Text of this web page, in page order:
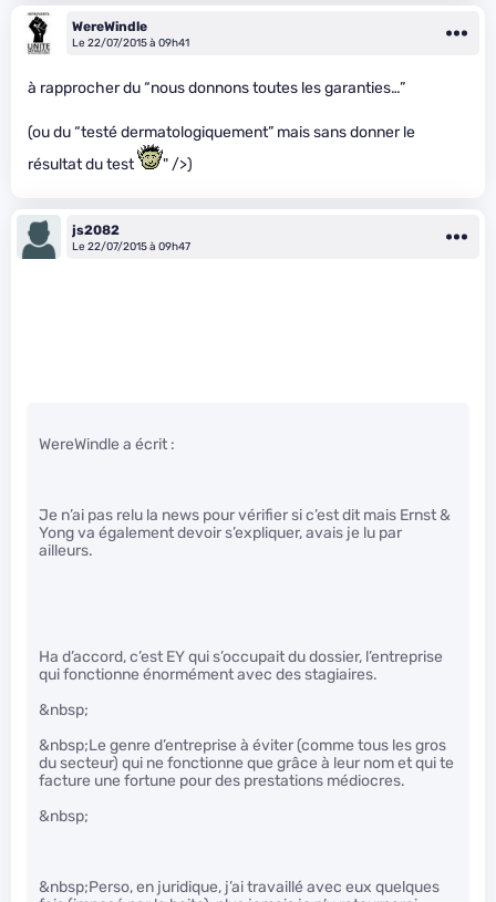
WereWindle
Le 22/07/2015 à 09h41
à rapprocher du “nous donnons toutes les garanties…”
(ou du “testé dermatologiquement” mais sans donner le
résultat du test
" />)
js2082
Le 22/07/2015 à 09h47
WereWindle a écrit :
Je n’ai pas relu la news pour vérifier si c’est dit mais Ernst &
Yong va également devoir s’expliquer, avais je lu par
ailleurs.
Ha d’accord, c’est EY qui s’occupait du dossier, l’entreprise
qui fonctionne énormément avec des stagiaires.
&nbsp;
&nbsp;Le genre d’entreprise à éviter (comme tous les gros
du secteur) qui ne fonctionne que grâce à leur nom et qui te
facture une fortune pour des prestations médiocres.
&nbsp;
&nbsp;Perso, en juridique, j’ai travaillé avec eux quelques